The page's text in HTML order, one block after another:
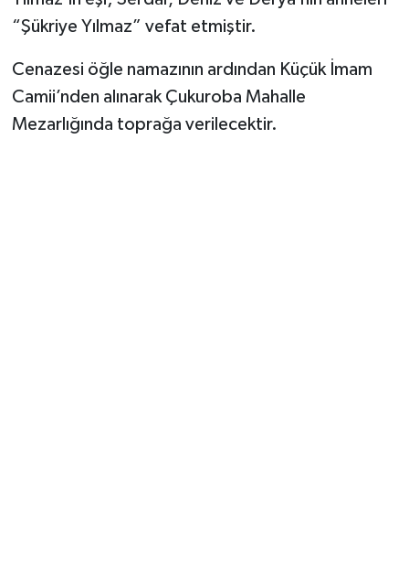
“Şükriye Yılmaz” vefat etmiştir.
Cenazesi öğle namazının ardından Küçük İmam
Camii’nden alınarak Çukuroba Mahalle
Mezarlığında toprağa verilecektir.